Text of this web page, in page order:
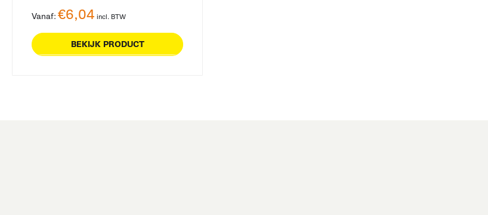
Vanaf: €6,04 incl. BTW
BEKIJK PRODUCT